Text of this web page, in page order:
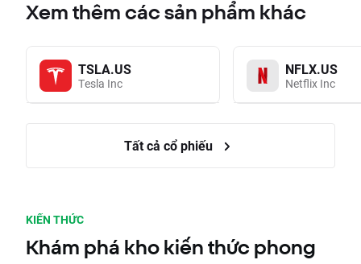
Xem thêm các sản phẩm khác
TSLA.US
Tesla Inc
NFLX.US
Netflix Inc
Tất cả cổ phiếu
KIẾN THỨC
Khám phá kho kiến thức phong